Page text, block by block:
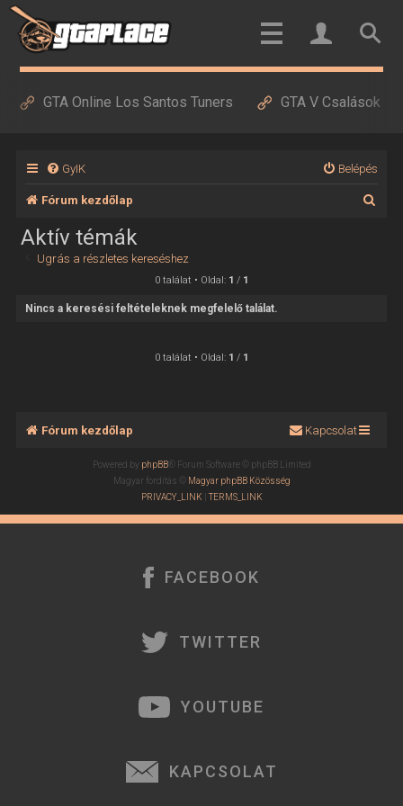
GTA Online Los Santos Tuners GTA V Csalások
GyIK Belépés
Fórum kezdőlap
Aktív témák
Ugrás a részletes kereséshez
0 találat • Oldal: 1 / 1
Nincs a keresési feltételeknek megfelelő találat.
0 találat • Oldal: 1 / 1
Fórum kezdőlap Kapcsolat
Powered by phpBB® Forum Software © phpBB Limited
Magyar fordítás ©
Magyar phpBB Közösség
PRIVACY_LINK| TERMS_LINK
FACEBOOK
TWITTER
YOUTUBE
KAPCSOLAT